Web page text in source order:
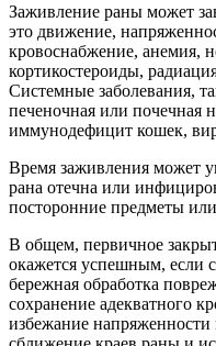
Заживление раны может
это движение,
кровоснабжение, анемия,
кортикостероиды,
Системные заболевания,
печеночная или почечная
иммунодефицит кошек,
Время заживления может
рана отечна или
посторонние предметы
В общем, первичное
окажется успешным, если
бережная обработка
сохранение адекватного
избежание